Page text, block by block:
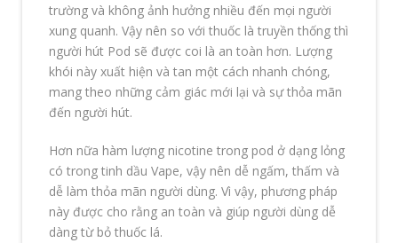
trường và không ảnh hưởng nhiều đến mọi người
xung quanh. Vậy nên so với thuốc là truyền thống thì
người hút Pod sẽ được coi là an toàn hơn. Lượng
khói này xuất hiện và tan một cách nhanh chóng,
mang theo những cảm giác mới lại và sự thỏa mãn
đến người hút.
Hơn nữa hàm lượng nicotine trong pod ở dạng lỏng
có trong tinh dầu Vape, vậy nên dễ ngấm, thấm và
dễ làm thỏa mãn người dùng. Vì vậy, phương pháp
này được cho rằng an toàn và giúp người dùng dễ
dàng từ bỏ thuốc lá.